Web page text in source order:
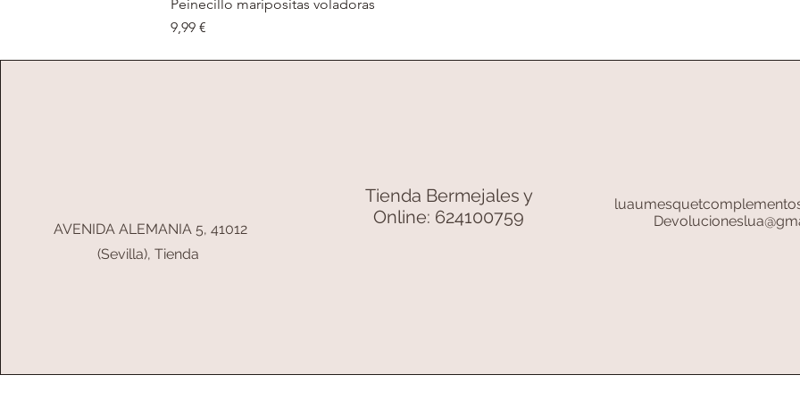
Peinecillo maripositas voladoras
Precio
9,99 €
AVENIDA ALEMANIA 5, 41012
(Sevilla), Tienda
Tienda Bermejales y
Online: 624100759